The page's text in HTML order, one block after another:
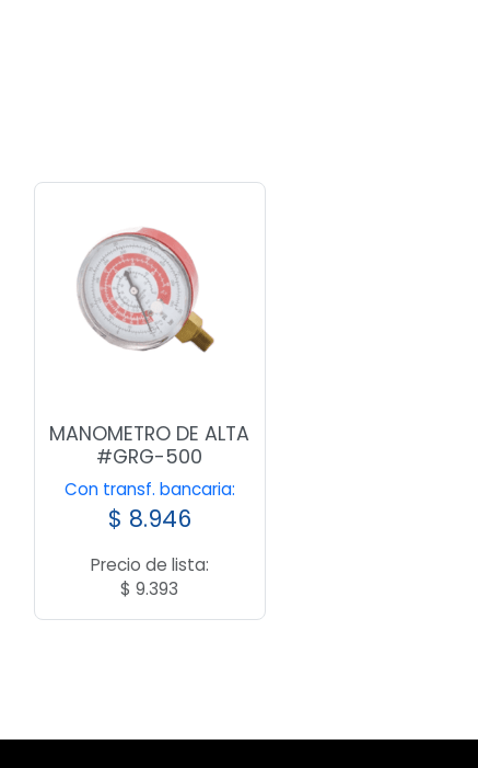
MANOMETRO DE ALTA
#GRG-500
Con transf. bancaria:
$ 8.946
Precio de lista:
$ 9.393